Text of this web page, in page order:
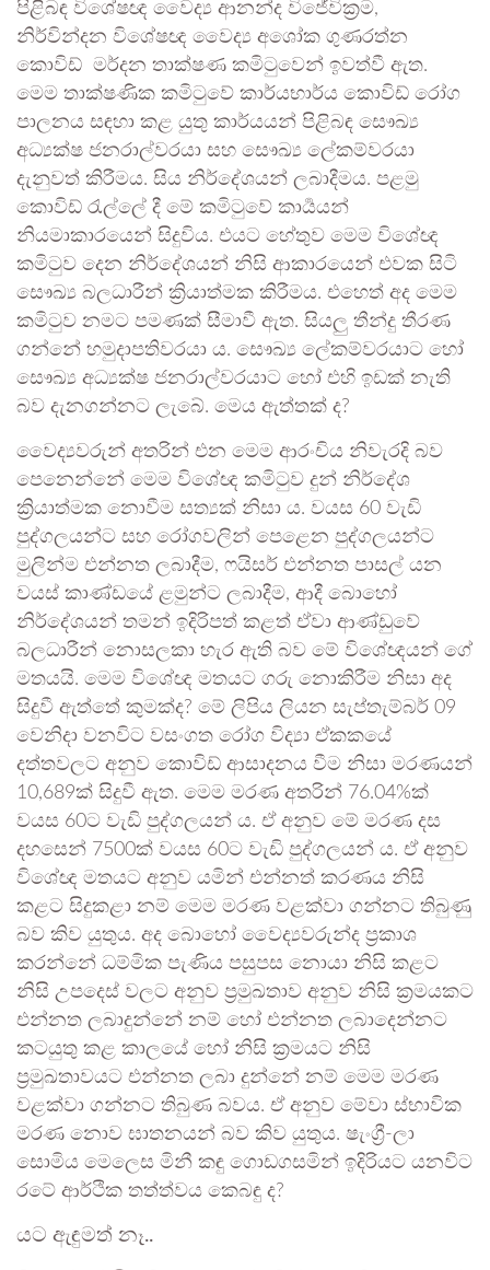
පිළිබඳ විශේෂඥ වෛද්‍ය ආනන්ද විජේවික්‍රම,
නිර්වින්දන විශේෂඥ වෛද්‍ය අශෝක ගුණරත්න
කොවිඩ් මර්දන තාක්ෂණ කමිටුවෙන් ඉවත්වී ඇත.
මෙම තාක්ෂණික කමිටුවේ කාර්යභාර්ය කොවිඩ් රෝග
පාලනය සඳහා කළ යුතු කාර්යයන් පිළිබඳ සෞඛ්‍ය
අධ්‍යක්ෂ ජනරාල්වරයා සහ සෞඛ්‍ය ලේකම්වරයා
දැනුවත් කිරීමය. සිය නිර්දේශයන් ලබාදීමය. පළමු
කොවිඩ් රැල්ලේ දී මේ කමිටුවේ කාර්‍යයන්
නියමාකාරයෙන් සිදුවිය. එයට හේතුව මෙම විශේඥ
කමිටුව දෙන නිර්දේශයන් නිසි ආකාරයෙන් එවක සිටි
සෞඛ්‍ය බලධාරීන් ක්‍රියාත්මක කිරීමය. එහෙත් අද මෙම
කමිටුව නමට පමණක් සීමාවී ඇත. සියලු තීන්දු තීරණ
ගන්නේ හමුදාපතිවරයා ය. සෞඛ්‍ය ලේකම්වරයාට හෝ
සෞඛ්‍ය අධ්‍යක්ෂ ජනරාල්වරයාට හෝ එහි ඉඩක් නැති
බව දැනගන්නට ලැබේ. මෙය ඇත්තක් ද?
වෛද්‍යවරුන් අතරින් එන මෙම ආරංචිය නිවැරදි බව
පෙනෙන්නේ මෙම විශේඥ කමිටුව දුන් නිර්දේශ
ක්‍රියාත්මක නොවීම සත්‍යක් නිසා ය. වයස 60 වැඩි
පුද්ගලයන්ට සහ රෝගවලින් පෙළෙන පුද්ගලයන්ට
මුලින්ම එන්නත ලබාදීම, ෆයිසර් එන්නත පාසල් යන
වයස් කාණ්ඩයේ ළමුන්ට ලබාදීම, ආදී බොහෝ
නිර්දේශයන් තමන් ඉදිරිපත් කළත් ඒවා ආණ්ඩුවේ
බලධාරීන් නොසලකා හැර ඇති බව මේ විශේඥයන් ගේ
මතයයි. මෙම විශේඥ මතයට ගරු නොකිරීම නිසා අද
සිදුවී ඇත්තේ කුමක්ද? මේ ලිපිය ලියන සැප්තැම්බර් 09
වෙනිදා වනවිට වසංගත රෝග විද්‍යා ඒකකයේ
දත්තවලට අනුව කොවිඩ් ආසාදනය වීම නිසා මරණයන්
10,689ක් සිදුවී ඇත. මෙම මරණ අතරින් 76.04%ක්
වයස 60ට වැඩි පුද්ගලයන් ය. ඒ අනුව මේ මරණ දස
දහසෙන් 7500ක් වයස 60ට වැඩි පුද්ගලයන් ය. ඒ අනුව
විශේඥ මතයට අනුව යමින් එන්නත් කරණය නිසි
කළට සිදුකළා නම් මෙම මරණ වළක්වා ගන්නට තිබුණු
බව කිව යුතුය. අද බොහෝ වෛද්‍යවරුන්ද ප්‍රකාශ
කරන්නේ ධම්මික පැණිය පසුපස නොයා නිසි කළට
නිසි උපදෙස් වලට අනුව ප්‍රමුඛතාව අනුව නිසි ක්‍රමයකට
එන්නත ලබාදුන්නේ නම් හෝ එන්නත ලබාදෙන්නට
කටයුතු කළ කාලයේ හෝ නිසි ක්‍රමයට නිසි
ප්‍රමුඛතාවයට එන්නත ලබා දුන්නේ නම් මෙම මරණ
වළක්වා ගන්නට තිබුණ බවය. ඒ අනුව මේවා ස්භාවික
මරණ නොව ඝාතනයන් බව කිව යුතුය. ෂැංග්‍රී-ලා
සොමිය මෙලෙස මිනී කඳු ගොඩගසමින් ඉදිරියට යනවිට
රටේ ආර්ථික තත්ත්වය කෙබඳු ද?
යට ඇඳුමත් නෑ..